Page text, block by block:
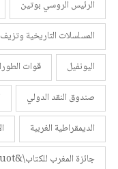
الرئيس الروسي بوتين
المسلسلات التاريخية
اليونفيل
قوات
صندوق النقد الدولي
الديمقراطية الغربية
جائزة المغرب للكتاب\&quot;